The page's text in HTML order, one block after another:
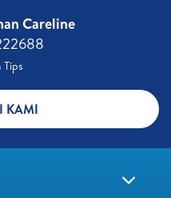
Careline​
KAMI